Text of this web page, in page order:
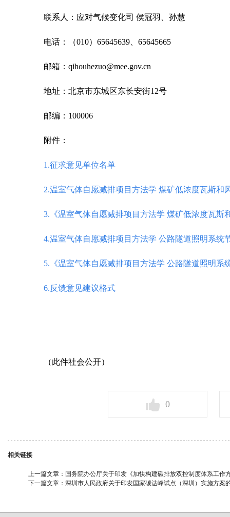
联系人：应对气候变化司 侯冠羽、孙慧
电话：（010）65645639、65645665
邮箱： qihouhezuo@mee.gov.cn
地址：北京市东城区东长安街12号
邮编： 100006
附件：
1.征求意见单位名单
2.温室气体自愿减排项目方法学 煤矿低浓度瓦斯和
3. 《温室气体自愿减排项目方法学 煤矿低浓度瓦斯
4.温室气体自愿减排项目方法学 公路隧道照明系统
5. 《温室气体自愿减排项目方法学 公路隧道照明系
6.反馈意见建议格式
（此件社会公开）
0
相关链接
上一篇文章： 国务院办公厅关于印发《加快构建碳排放双控制度体系工作
下一篇文章： 深圳市人民政府关于印发国家碳达峰试点（深圳）实施方案